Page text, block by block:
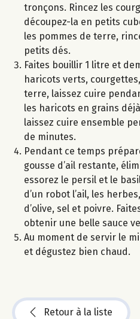
tronçons. Rincez les
découpez-la en petits
les pommes de terre,
petits dés.
Faites bouillir 1 litre et
haricots verts,
terre, laissez cuire
les haricots en grains
laissez cuire ensemble
de minutes.
Pendant ce temps
gousse d’ail restante,
essorez le persil et le
d’un robot l’ail, les
d’olive, sel et poivre.
obtenir une belle sauce
Au moment de servir le
et dégustez bien chaud.
Retour à la liste